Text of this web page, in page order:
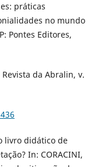
práticas
no mundo
Pontes Editores,
da Abralin, v.
livro didático de
In: CORACINI,